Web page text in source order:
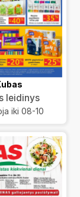
leidinys
iki 08-10